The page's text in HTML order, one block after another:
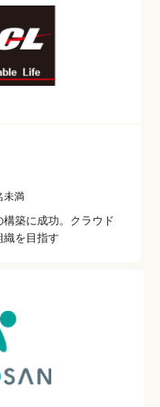
未満
築に成功。クラウド
織を目指す